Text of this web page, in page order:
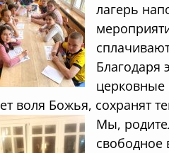
лагерь
Благодаря
церковные
воля Божья, сохранят
Мы,
свободное